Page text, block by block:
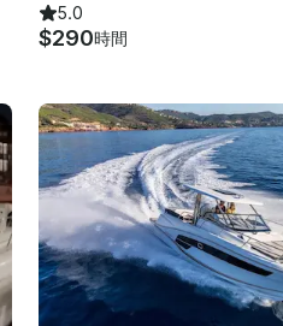
5.0
$290時間